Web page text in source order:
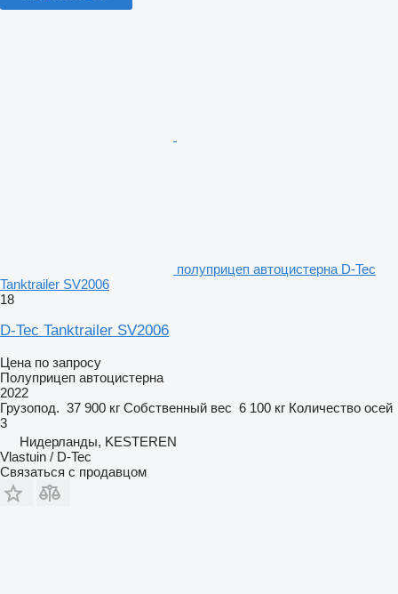
полуприцеп автоцистерна D-Tec
Tanktrailer SV2006
18
D-Tec Tanktrailer SV2006
Цена по запросу
Полуприцеп автоцистерна
2022
Грузопод. 37 900 кг Собственный вес 6 100 кг Количество осей
3
Нидерланды, KESTEREN
Vlastuin / D-Tec
Связаться с продавцом